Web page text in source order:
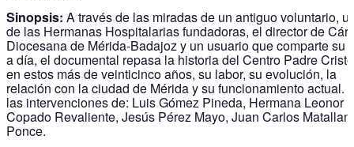
Sinopsis: A través de las miradas de un antiguo voluntario,
de las Hermanas Hospitalarias fundadoras, el director de
Diocesana de Mérida-Badajoz y un usuario que comparte su
a día, el documental repasa la historia del Centro Padre
en estos más de veinticinco años, su labor, su evolución, la
relación con la ciudad de Mérida y su funcionamiento actual.
las intervenciones de: Luis Gómez Pineda, Hermana Leonor
Copado Revaliente, Jesús Pérez Mayo, Juan Carlos
Ponce.